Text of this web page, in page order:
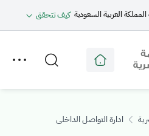
العربية السعودية كيف تتحقق
ادارة التواصل الداخلى